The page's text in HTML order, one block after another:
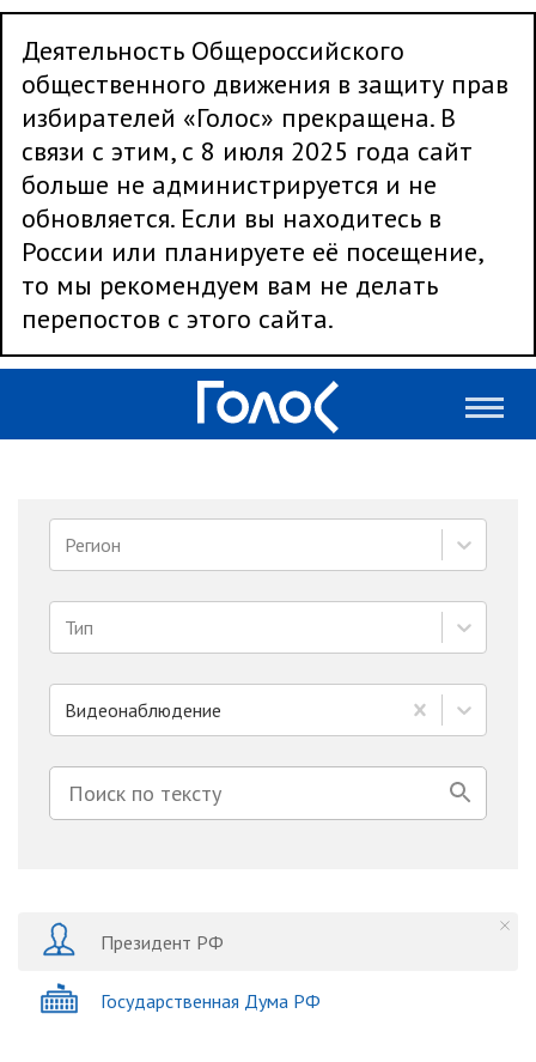
Деятельность Общероссийского
общественного движения в защиту прав
избирателей «Голос» прекращена. В
связи с этим, с 8 июля 2025 года сайт
больше не администрируется и не
обновляется. Если вы находитесь в
России или планируете её посещение,
то мы рекомендуем вам не делать
перепостов с этого сайта.
Регион
Тип
Видеонаблюдение
Президент РФ
Государственная Дума РФ